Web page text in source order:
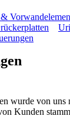
wurde von uns
Kunden